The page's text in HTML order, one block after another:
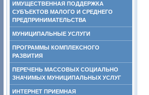
ИМУЩЕСТВЕННАЯ ПОДДЕРЖКА
СУБЪЕКТОВ МАЛОГО И СРЕДНЕГО
ПРЕДПРИНИМАТЕЛЬСТВА
МУНИЦИПАЛЬНЫЕ УСЛУГИ
ПРОГРАММЫ КОМПЛЕКСНОГО
РАЗВИТИЯ
ПЕРЕЧЕНЬ МАССОВЫХ СОЦИАЛЬНО
ЗНАЧИМЫХ МУНИЦИПАЛЬНЫХ УСЛУГ
ИНТЕРНЕТ ПРИЕМНАЯ